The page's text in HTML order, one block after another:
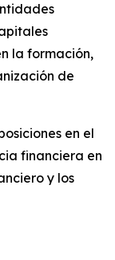
la formación,
de
en el
financiera en
y los